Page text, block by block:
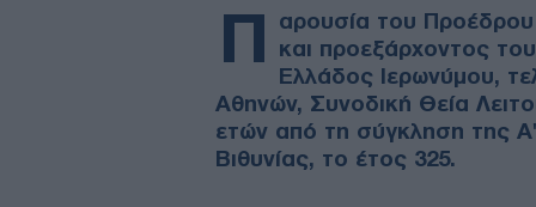
Π
αρουσία του
και προεξάρχοντος
Ελλάδος Ιερωνύμου,
Αθηνών, Συνοδική Θεία
ετών από τη σύγκληση της
Βιθυνίας, το έτος 325.